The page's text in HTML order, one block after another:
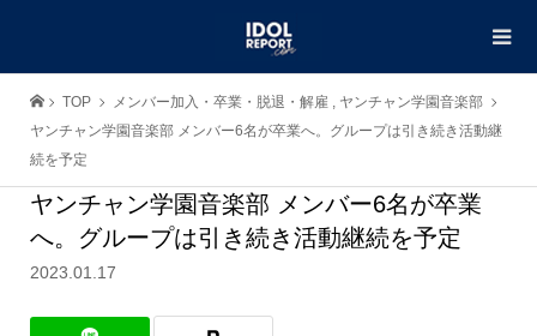
TOP メンバー加入・卒業・脱退・解雇 , ヤンチャン学園音楽部
ヤンチャン学園音楽部 メンバー6名が卒業へ。グループは引き続き活動継
続を予定
ヤンチャン学園音楽部 メンバー6名が卒業
へ。グループは引き続き活動継続を予定
2023.01.17